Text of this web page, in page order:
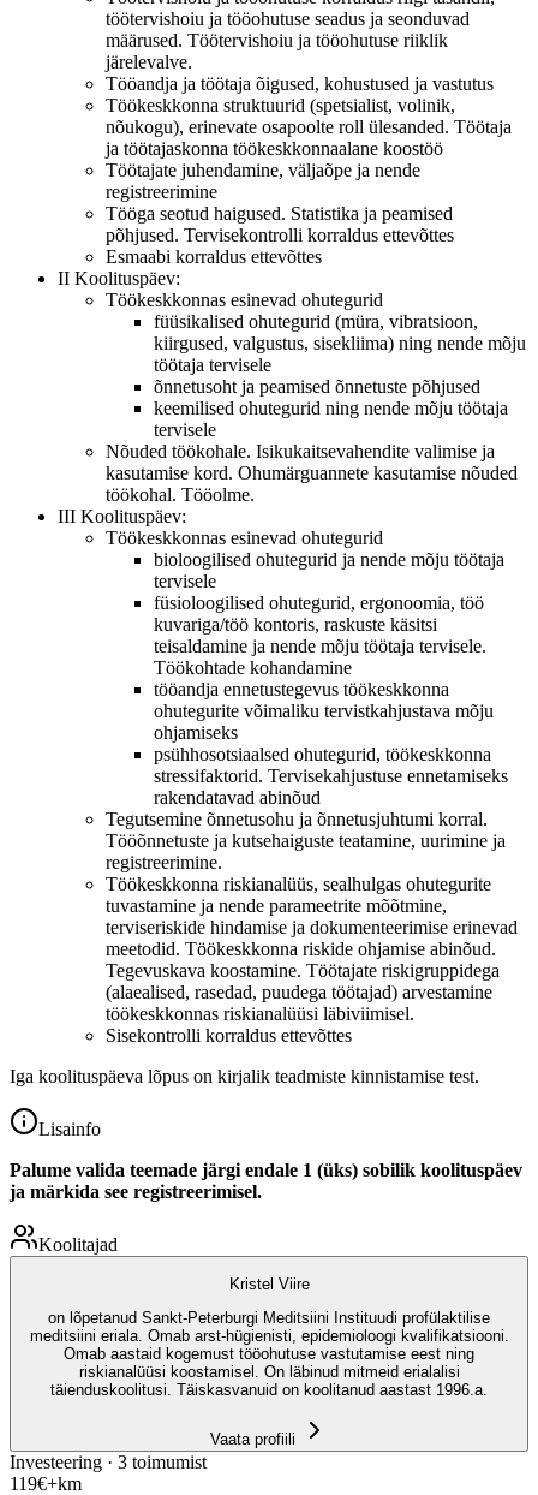
töötervishoiu ja tööohutuse seadus ja seonduvad
määrused. Töötervishoiu ja tööohutuse riiklik
järelevalve.
Tööandja ja töötaja õigused, kohustused ja vastutus
Töökeskkonna struktuurid (spetsialist, volinik,
nõukogu), erinevate osapoolte roll ülesanded. Töötaja
ja töötajaskonna töökeskkonnaalane koostöö
Töötajate juhendamine, väljaõpe ja nende
registreerimine
Tööga seotud haigused. Statistika ja peamised
põhjused. Tervisekontrolli korraldus ettevõttes
Esmaabi korraldus ettevõttes
II Koolituspäev:
Töökeskkonnas esinevad ohutegurid
füüsikalised ohutegurid (müra, vibratsioon,
kiirgused, valgustus, sisekliima) ning nende mõju
töötaja tervisele
õnnetusoht ja peamised õnnetuste põhjused
keemilised ohutegurid ning nende mõju töötaja
tervisele
Nõuded töökohale. Isikukaitsevahendite valimise ja
kasutamise kord. Ohumärguannete kasutamise nõuded
töökohal. Tööolme.
III Koolituspäev:
Töökeskkonnas esinevad ohutegurid
bioloogilised ohutegurid ja nende mõju töötaja
tervisele
füsioloogilised ohutegurid, ergonoomia, töö
kuvariga/töö kontoris, raskuste käsitsi
teisaldamine ja nende mõju töötaja tervisele.
Töökohtade kohandamine
tööandja ennetustegevus töökeskkonna
ohutegurite võimaliku tervistkahjustava mõju
ohjamiseks
psühhosotsiaalsed ohutegurid, töökeskkonna
stressifaktorid. Tervisekahjustuse ennetamiseks
rakendatavad abinõud
Tegutsemine õnnetusohu ja õnnetusjuhtumi korral.
Tööõnnetuste ja kutsehaiguste teatamine, uurimine ja
registreerimine.
Töökeskkonna riskianalüüs, sealhulgas ohutegurite
tuvastamine ja nende parameetrite mõõtmine,
terviseriskide hindamise ja dokumenteerimise erinevad
meetodid. Töökeskkonna riskide ohjamise abinõud.
Tegevuskava koostamine. Töötajate riskigruppidega
(alaealised, rasedad, puudega töötajad) arvestamine
töökeskkonnas riskianalüüsi läbiviimisel.
Sisekontrolli korraldus ettevõttes
Iga koolituspäeva lõpus on kirjalik teadmiste kinnistamise test.
Lisainfo
Palume valida teemade järgi endale 1 (üks) sobilik koolituspäev
ja märkida see registreerimisel.
Koolitajad
Kristel Viire
on lõpetanud Sankt-Peterburgi Meditsiini Instituudi profülaktilise
meditsiini eriala. Omab arst-hügienisti, epidemioloogi kvalifikatsiooni.
Omab aastaid kogemust tööohutuse vastutamise eest ning
riskianalüüsi koostamisel. On läbinud mitmeid erialalisi
täienduskoolitusi. Täiskasvanuid on koolitanud aastast 1996.a.
Vaata profiili
Investeering · 3 toimumist
119€+km